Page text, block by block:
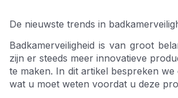
De nieuwste trends in
Badkamerveiligheid is van groot
zijn er steeds meer innovatieve
te maken. In dit artikel bespreken
wat u moet weten voordat u deze